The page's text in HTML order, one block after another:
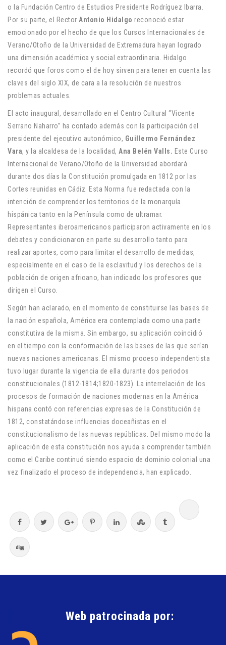
o la Fundación Centro de Estudios Presidente Rodríguez Ibarra.
Por su parte, el Rector Antonio Hidalgo reconoció estar
emocionado por el hecho de que los Cursos Internacionales de
Verano/Otoño de la Universidad de Extremadura hayan logrado
una dimensión académica y social extraordinaria. Hidalgo
recordó que foros como el de hoy sirven para tener en cuenta las
claves del siglo XIX, de cara a la resolución de nuestros
problemas actuales.
El acto inaugural, desarrollado en el Centro Cultural “Vicente
Serrano Naharro” ha contado además con la participación del
presidente del ejecutivo autonómico, Guillermo Fernández
Vara, y la alcaldesa de la localidad, Ana Belén Valls. Este Curso
Internacional de Verano/Otoño de la Universidad abordará
durante dos días la Constitución promulgada en 1812 por las
Cortes reunidas en Cádiz. Esta Norma fue redactada con la
intención de comprender los territorios de la monarquía
hispánica tanto en la Península como de ultramar.
Representantes iberoamericanos participaron activamente en los
debates y condicionaron en parte su desarrollo tanto para
realizar aportes, como para limitar el desarrollo de medidas,
especialmente en el caso de la esclavitud y los derechos de la
población de origen africano, han indicado los profesores que
dirigen el Curso.
Según han aclarado, en el momento de constituirse las bases de
la nación española, América era contemplada como una parte
constitutiva de la misma. Sin embargo, su aplicación coincidió
en el tiempo con la conformación de las bases de las que serían
nuevas naciones americanas. El mismo proceso independentista
tuvo lugar durante la vigencia de ella durante dos periodos
constitucionales (1812-1814;1820-1823). La interrelación de los
procesos de formación de naciones modernas en la América
hispana contó con referencias expresas de la Constitución de
1812, constatándose influencias doceañistas en el
constitucionalismo de las nuevas repúblicas. Del mismo modo la
aplicación de esta constitución nos ayuda a comprender también
como el Caribe continuó siendo espacio de dominio colonial una
vez finalizado el proceso de independencia, han explicado.
Web patrocinada por: